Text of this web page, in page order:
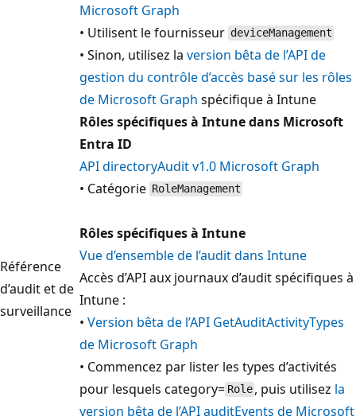
Microsoft Graph
• Utilisent le fournisseur deviceManagement
• Sinon, utilisez la version bêta de l’API de
gestion du contrôle d’accès basé sur les rôles
de Microsoft Graph spécifique à Intune
Référence
d’audit et de
surveillance
Rôles spécifiques à Intune dans Microsoft
Entra ID
API directoryAudit v1.0 Microsoft Graph
• Catégorie RoleManagement
Rôles spécifiques à Intune
Vue d’ensemble de l’audit dans Intune
Accès d’API aux journaux d’audit spécifiques à
Intune :
• Version bêta de l’API GetAuditActivityTypes
de Microsoft Graph
• Commencez par lister les types d’activités
pour lesquels category= Role , puis utilisez la
version bêta de l’API auditEvents de Microsoft